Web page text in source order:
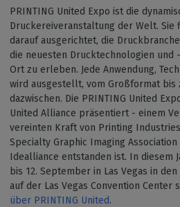
PRINTING United Expo ist die
Druckereiveranstaltung der Welt.
darauf ausgerichtet, die
die neuesten Drucktechnologien und
Ort zu erleben. Jede Anwendung,
wird ausgestellt, vom Großformat
dazwischen. Die PRINTING United
United Alliance präsentiert - einem
vereinten Kraft von Printing
Specialty Graphic Imaging Association
Idealliance entstanden ist. In diesem
bis 12. September in Las Vegas in
auf der Las Vegas Convention Center
über PRINTING United.